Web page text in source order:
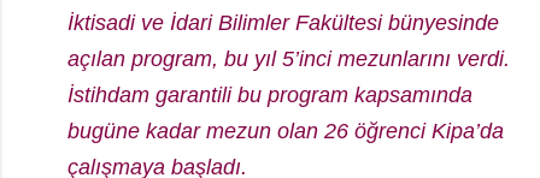
İktisadi ve İdari Bilimler Fakültesi bünyesinde
açılan program, bu yıl 5’inci mezunlarını verdi.
İstihdam garantili bu program kapsamında
bugüne kadar mezun olan 26 öğrenci Kipa’da
çalışmaya başladı.